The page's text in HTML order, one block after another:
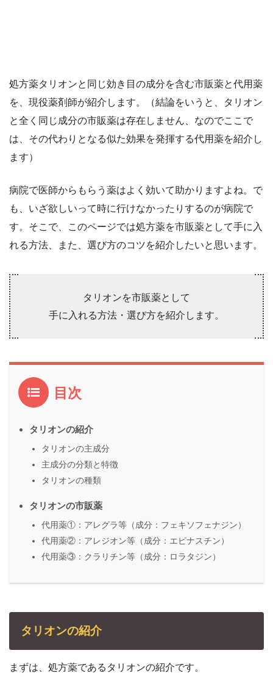
処方薬タリオンと同じ効き目の成分を含む市販薬と代用薬
を、現役薬剤師が紹介します。（結論をいうと、タリオン
と全く同じ成分の市販薬は存在しません、なのでここで
は、その代わりとなる似た効果を発揮する代用薬を紹介し
ます）
病院で医師からもらう薬はよく効いて助かりますよね。で
も、いざ欲しいって時に行けなかったりするのが病院で
す。そこで、このページでは処方薬を市販薬として手に入
れる方法、また、選び方のコツを紹介したいと思います。
タリオンを市販薬として
手に入れる方法・選び方を紹介します。
目次
タリオンの紹介
タリオンの主成分
主成分の分類と特徴
タリオンの種類
タリオンの市販薬
代用薬①：アレグラ等（成分：フェキソフェナジン）
代用薬②：アレジオン等（成分：エピナスチン）
代用薬③：クラリチン等（成分：ロラタジン）
タリオンの紹介
まずは、処方薬であるタリオンの紹介です。